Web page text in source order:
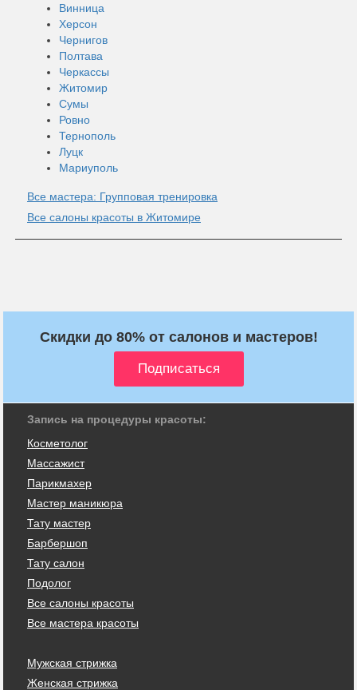
Винница
Херсон
Чернигов
Полтава
Черкассы
Житомир
Сумы
Ровно
Тернополь
Луцк
Мариуполь
Все мастера: Групповая тренировка
Все салоны красоты в Житомире
Скидки до 80% от салонов и мастеров!
Запись на процедуры красоты:
Косметолог
Массажист
Парикмахер
Мастер маникюра
Тату мастер
Барбершоп
Тату салон
Подолог
Все салоны красоты
Все мастера красоты
Мужская стрижка
Женская стрижка